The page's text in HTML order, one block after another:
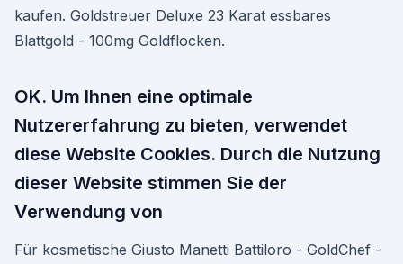
kaufen. Goldstreuer Deluxe 23 Karat essbares
Blattgold - 100mg Goldflocken.
OK. Um Ihnen eine optimale
Nutzererfahrung zu bieten, verwendet
diese Website Cookies. Durch die Nutzung
dieser Website stimmen Sie der
Verwendung von
Für kosmetische Giusto Manetti Battiloro - GoldChef -